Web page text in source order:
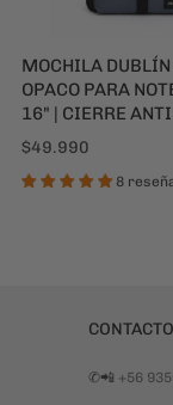
MOCHILA
OPACO PARA
16" | CIERRE
$49.990
8
CONTACTO
✆📲 +56